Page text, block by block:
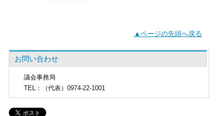
▲ページの先頭へ戻る
お問い合わせ
議会事務局
TEL ：（代表）0974-22-1001